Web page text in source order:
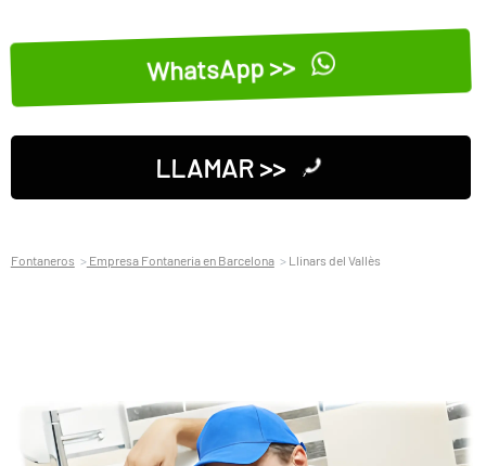
WhatsApp >>
LLAMAR >>
Fontaneros Empresa Fontaneria en Barcelona Llinars del Vallès